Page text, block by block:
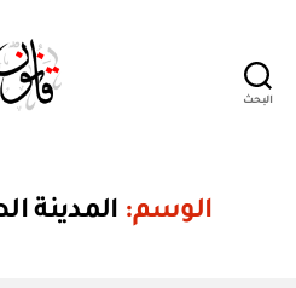
البحث
الوسم: المدينة